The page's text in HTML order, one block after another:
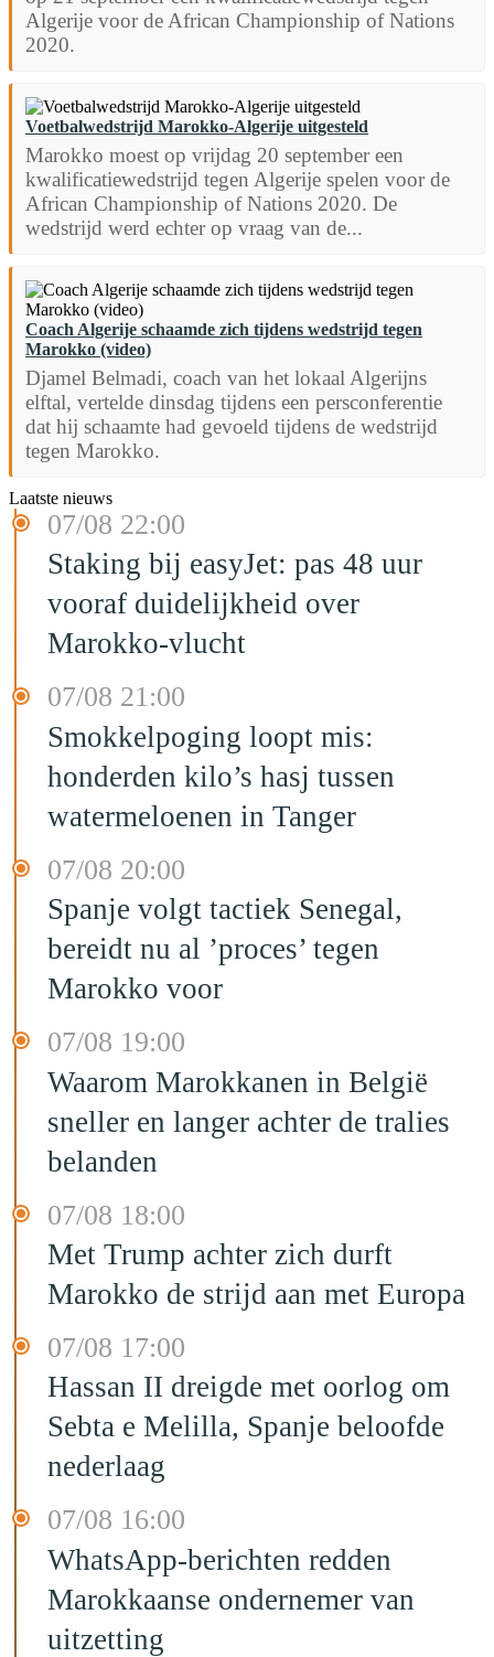
Algerije voor de African Championship of Nations
2020.
Voetbalwedstrijd Marokko-Algerije uitgesteld
Marokko moest op vrijdag 20 september een
kwalificatiewedstrijd tegen Algerije spelen voor de
African Championship of Nations 2020. De
wedstrijd werd echter op vraag van de...
Coach Algerije schaamde zich tijdens wedstrijd tegen
Marokko (video)
Djamel Belmadi, coach van het lokaal Algerijns
elftal, vertelde dinsdag tijdens een persconferentie
dat hij schaamte had gevoeld tijdens de wedstrijd
tegen Marokko.
Laatste nieuws
07/08 22:00
Staking bij easyJet: pas 48 uur
vooraf duidelijkheid over
Marokko-vlucht
07/08 21:00
Smokkelpoging loopt mis:
honderden kilo’s hasj tussen
watermeloenen in Tanger
07/08 20:00
Spanje volgt tactiek Senegal,
bereidt nu al ’proces’ tegen
Marokko voor
07/08 19:00
Waarom Marokkanen in België
sneller en langer achter de tralies
belanden
07/08 18:00
Met Trump achter zich durft
Marokko de strijd aan met Europa
07/08 17:00
Hassan II dreigde met oorlog om
Sebta e Melilla, Spanje beloofde
nederlaag
07/08 16:00
WhatsApp-berichten redden
Marokkaanse ondernemer van
uitzetting